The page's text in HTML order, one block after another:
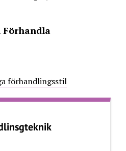
Förhandla
förhandlingsstil